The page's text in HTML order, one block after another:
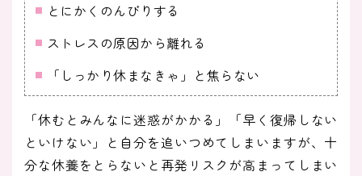
とにかくのんびりする
ストレスの原因から離れる
「しっかり休まなきゃ」と焦らない
「休むとみんなに迷惑がかかる」「早く復帰しない
といけない」と自分を追いつめてしまいますが、十
分な休養をとらないと再発リスクが高まってしまい